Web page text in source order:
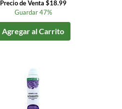
Precio de Venta $18.99
Guardar 47%
Agregar al Carrito